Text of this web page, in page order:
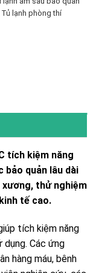
Tủ lạnh phòng thí
tích kiệm năng
bảo quản lâu dài
xương, thử nghiệm
tế cao.
tích kiệm năng
dụng. Các ứng
hàng máu, bênh